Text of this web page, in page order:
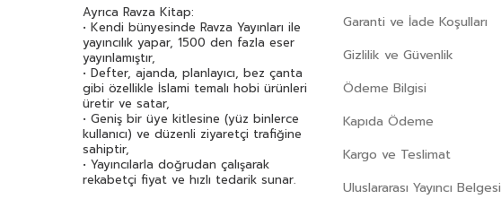
Ayrıca Ravza Kitap:
• Kendi bünyesinde Ravza Yayınları ile
yayıncılık yapar, 1500 den fazla eser
yayınlamıştır,
• Defter, ajanda, planlayıcı, bez çanta
gibi özellikle İslami temalı hobi ürünleri
üretir ve satar,
• Geniş bir üye kitlesine (yüz binlerce
kullanıcı) ve düzenli ziyaretçi trafiğine
sahiptir,
• Yayıncılarla doğrudan çalışarak
rekabetçi fiyat ve hızlı tedarik sunar.
Garanti ve İade Koşulları
Gizlilik ve Güvenlik
Ödeme Bilgisi
Kapıda Ödeme
Kargo ve Teslimat
Uluslararası Yayıncı Belgesi